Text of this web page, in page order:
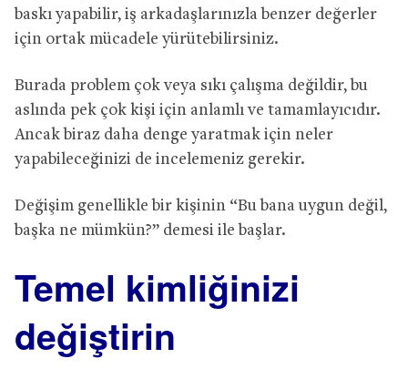
baskı yapabilir, iş arkadaşlarınızla benzer değerler
için ortak mücadele yürütebilirsiniz.
Burada problem çok veya sıkı çalışma değildir, bu
aslında pek çok kişi için anlamlı ve tamamlayıcıdır.
Ancak biraz daha denge yaratmak için neler
yapabileceğinizi de incelemeniz gerekir.
Değişim genellikle bir kişinin “Bu bana uygun değil,
başka ne mümkün?” demesi ile başlar.
Temel kimliğinizi
değiştirin